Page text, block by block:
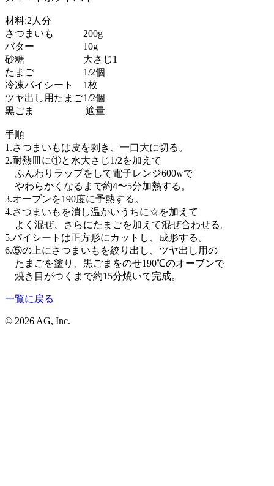
材料:2人分
さつまいも 200g
バター 10g
砂糖 大さじ1
たまご 1/2個
冷凍パイシート 1枚
ツヤ出し用たまご1/2個
黒ごま 適量
手順
1.さつまいもは皮を剥き、一口大に切る。
2.耐熱皿に①と水大さじ1/2を加えて
ふんわりラップをして電子レンジ600wで
やわらかくなるまで約4〜5分加熱する。
3.オーブンを190度に予熱する。
4.さつまいもを潰し温かいうちに☆を加えて
よく混ぜ、さらにたまごを加えて混ぜ合わせる。
5.パイシートは正方形にカットし、成形する。
6.⑤の上にさつまいもを絞り出し、ツヤ出し用の
たまごを塗り、黒ごまをのせ190℃のオーブンで
焼き目がつくまで約15分焼いて完成。
一覧に戻る
© 2026 AG, Inc.